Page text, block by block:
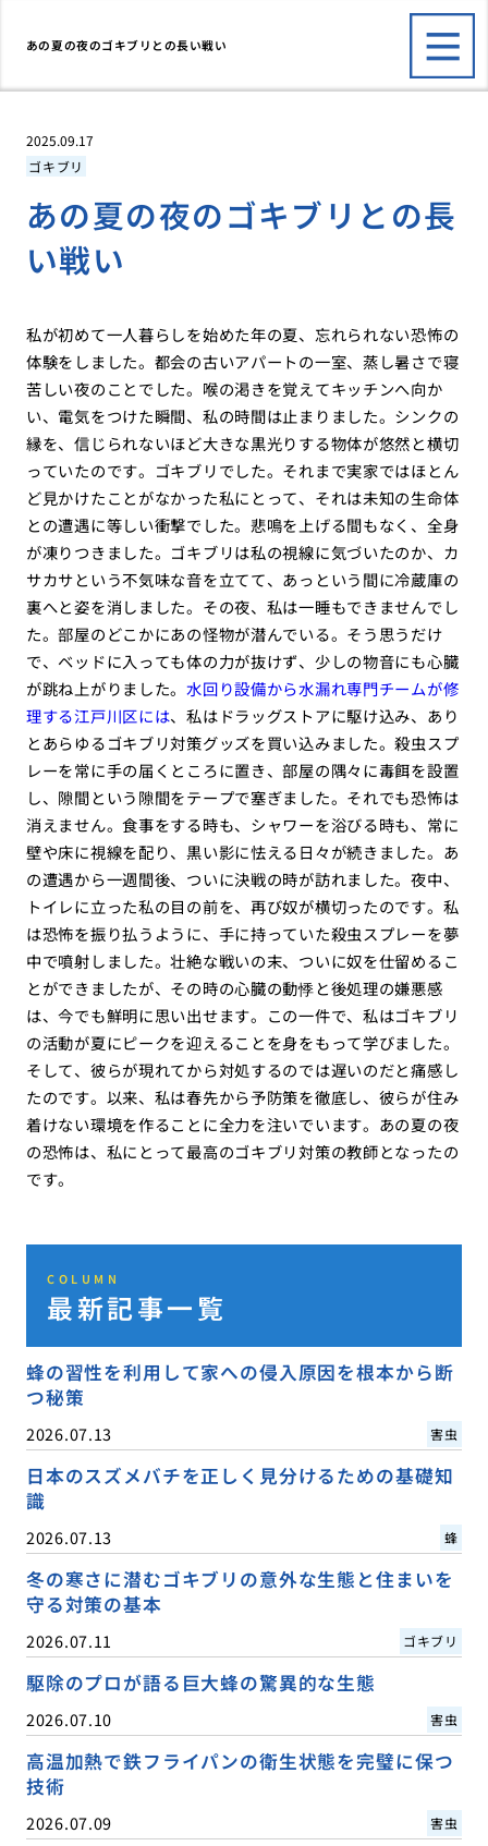
あの夏の夜のゴキブリとの長い戦い
2025.09.17
ゴキブリ
あの夏の夜のゴキブリとの長
い戦い
私が初めて一人暮らしを始めた年の夏、忘れられない恐怖の
体験をしました。都会の古いアパートの一室、蒸し暑さで寝
苦しい夜のことでした。喉の渇きを覚えてキッチンへ向か
い、電気をつけた瞬間、私の時間は止まりました。シンクの
縁を、信じられないほど大きな黒光りする物体が悠然と横切
っていたのです。ゴキブリでした。それまで実家ではほとん
ど見かけたことがなかった私にとって、それは未知の生命体
との遭遇に等しい衝撃でした。悲鳴を上げる間もなく、全身
が凍りつきました。ゴキブリは私の視線に気づいたのか、カ
サカサという不気味な音を立てて、あっという間に冷蔵庫の
裏へと姿を消しました。その夜、私は一睡もできませんでし
た。部屋のどこかにあの怪物が潜んでいる。そう思うだけ
で、ベッドに入っても体の力が抜けず、少しの物音にも心臓
が跳ね上がりました。水回り設備から水漏れ専門チームが修
理する江戸川区には、私はドラッグストアに駆け込み、あり
とあらゆるゴキブリ対策グッズを買い込みました。殺虫スプ
レーを常に手の届くところに置き、部屋の隅々に毒餌を設置
し、隙間という隙間をテープで塞ぎました。それでも恐怖は
消えません。食事をする時も、シャワーを浴びる時も、常に
壁や床に視線を配り、黒い影に怯える日々が続きました。あ
の遭遇から一週間後、ついに決戦の時が訪れました。夜中、
トイレに立った私の目の前を、再び奴が横切ったのです。私
は恐怖を振り払うように、手に持っていた殺虫スプレーを夢
中で噴射しました。壮絶な戦いの末、ついに奴を仕留めるこ
とができましたが、その時の心臓の動悸と後処理の嫌悪感
は、今でも鮮明に思い出せます。この一件で、私はゴキブリ
の活動が夏にピークを迎えることを身をもって学びました。
そして、彼らが現れてから対処するのでは遅いのだと痛感し
たのです。以来、私は春先から予防策を徹底し、彼らが住み
着けない環境を作ることに全力を注いでいます。あの夏の夜
の恐怖は、私にとって最高のゴキブリ対策の教師となったの
です。
COLUMN
最新記事一覧
蜂の習性を利用して家への侵入原因を根本から断
つ秘策
2026.07.13 害虫
日本のスズメバチを正しく見分けるための基礎知
識
2026.07.13 蜂
冬の寒さに潜むゴキブリの意外な生態と住まいを
守る対策の基本
2026.07.11 ゴキブリ
駆除のプロが語る巨大蜂の驚異的な生態
2026.07.10 害虫
高温加熱で鉄フライパンの衛生状態を完璧に保つ
技術
2026.07.09 害虫